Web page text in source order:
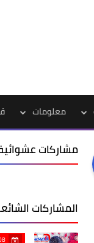
معلومات
مشاركات
المشاركات
08